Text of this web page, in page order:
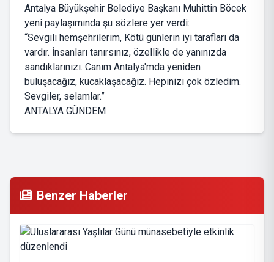
Antalya Büyükşehir Belediye Başkanı Muhittin Böcek
yeni paylaşımında şu sözlere yer verdi:
“Sevgili hemşehrilerim, Kötü günlerin iyi tarafları da
vardır. İnsanları tanırsınız, özellikle de yanınızda
sandıklarınızı. Canım Antalya'mda yeniden
buluşacağız, kucaklaşacağız. Hepinizi çok özledim.
Sevgiler, selamlar.”
ANTALYA GÜNDEM
Benzer Haberler